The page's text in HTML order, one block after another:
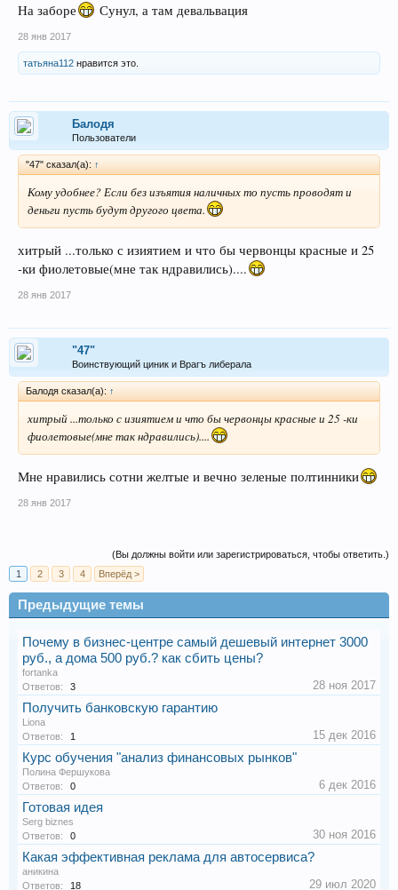
На заборе Сунул, а там девальвация
28 янв 2017
татьяна112 нравится это.
Балодя
Пользователи
"47" сказал(а): ↑
Кому удобнее? Если без изъятия наличных то пусть проводят и
деньги пусть будут другого цвета.
хитрый ...только с изиятием и что бы червонцы красные и 25
-ки фиолетовые(мне так ндравились)....
28 янв 2017
"47"
Воинствующий циник и Врагъ либерала
Балодя сказал(а): ↑
хитрый ...только с изиятием и что бы червонцы красные и 25 -ки
фиолетовые(мне так ндравились)....
Мне нравились сотни желтые и вечно зеленые полтинники
28 янв 2017
(Вы должны войти или зарегистрироваться, чтобы ответить.)
1
2 3 4 Вперёд >
Предыдущие темы
Почему в бизнес-центре самый дешевый интернет 3000
руб., а дома 500 руб.? как сбить цены?
fortanka
Ответов:
3 28 ноя 2017
Получить банковскую гарантию
Liona
Ответов:
1 15 дек 2016
Курс обучения "анализ финансовых рынков"
Полина Фершукова
Ответов:
0 6 дек 2016
Готовая идея
Serg biznes
Ответов:
0 30 ноя 2016
Какая эффективная реклама для автосервиса?
аникина
Ответов:
18 29 июл 2020